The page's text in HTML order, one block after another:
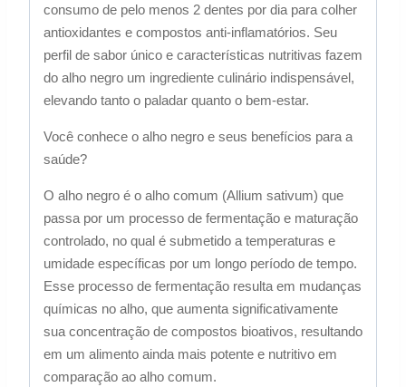
consumo de pelo menos 2 dentes por dia para colher
antioxidantes e compostos anti-inflamatórios. Seu
perfil de sabor único e características nutritivas fazem
do alho negro um ingrediente culinário indispensável,
elevando tanto o paladar quanto o bem-estar.
Você conhece o alho negro e seus benefícios para a
saúde?
O alho negro é o alho comum (Allium sativum) que
passa por um processo de fermentação e maturação
controlado, no qual é submetido a temperaturas e
umidade específicas por um longo período de tempo.
Esse processo de fermentação resulta em mudanças
químicas no alho, que aumenta significativamente
sua concentração de compostos bioativos, resultando
em um alimento ainda mais potente e nutritivo em
comparação ao alho comum.